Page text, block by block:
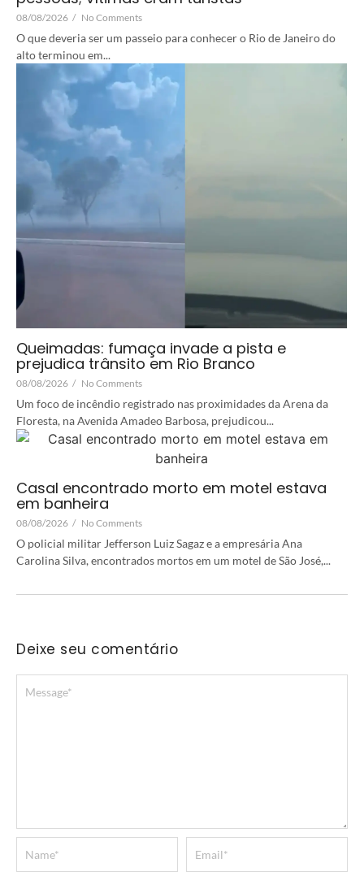
08/08/2026 / No Comments
O que deveria ser um passeio para conhecer o Rio de Janeiro do
alto terminou em...
Queimadas: fumaça invade a pista e
prejudica trânsito em Rio Branco
08/08/2026 / No Comments
Um foco de incêndio registrado nas proximidades da Arena da
Floresta, na Avenida Amadeo Barbosa, prejudicou...
Casal encontrado morto em motel estava
em banheira
08/08/2026 / No Comments
O policial militar Jefferson Luiz Sagaz e a empresária Ana
Carolina Silva, encontrados mortos em um motel de São José,...
Deixe seu comentário